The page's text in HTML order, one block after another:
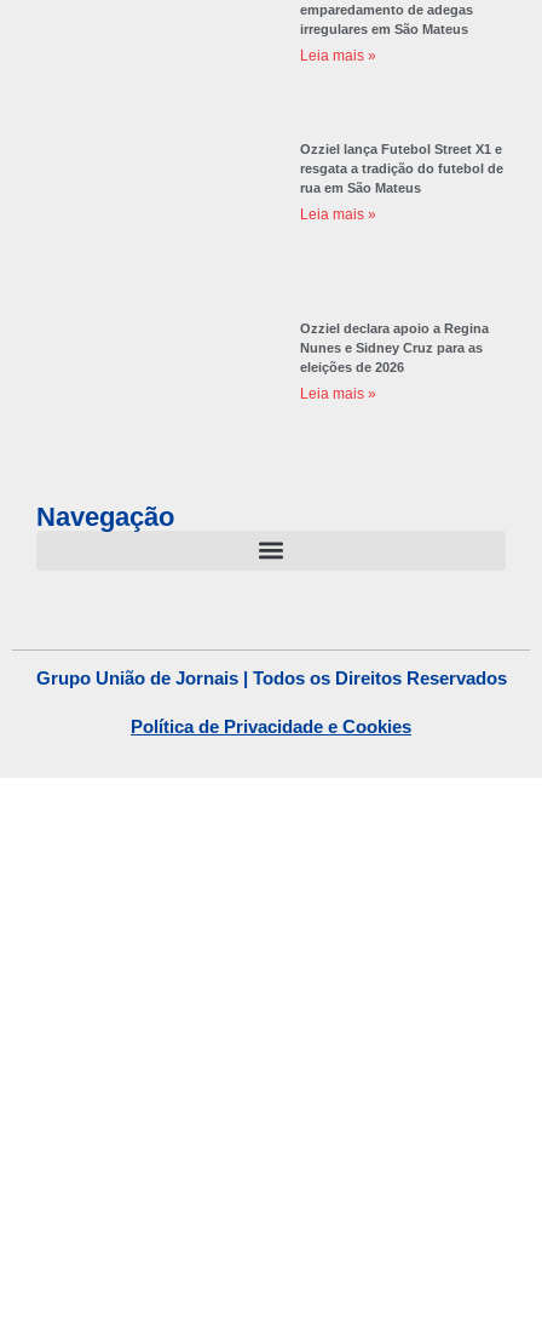
emparedamento de adegas
irregulares em São Mateus
Leia mais »
Ozziel lança Futebol Street X1 e
resgata a tradição do futebol de
rua em São Mateus
Leia mais »
Ozziel declara apoio a Regina
Nunes e Sidney Cruz para as
eleições de 2026
Leia mais »
Navegação
Grupo União de Jornais | Todos os Direitos Reservados
Política de Privacidade e Cookies